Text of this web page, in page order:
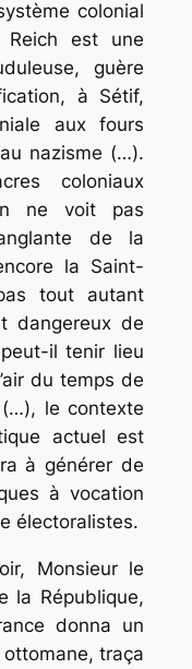
colonial
est une
guère
à Sétif,
aux fours
nazisme (…).
coloniaux
ne voit pas
de la
la Saint-
tout autant
dangereux de
il tenir lieu
du temps de
le contexte
actuel est
à générer de
à vocation
électoralistes.
Monsieur le
la République,
donna un
traça